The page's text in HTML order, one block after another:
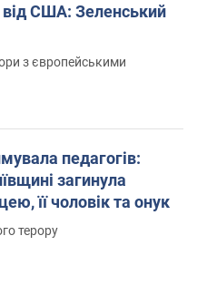
США: Зеленський
з європейськими
педагогів:
загинула
її чоловік та онук
терору